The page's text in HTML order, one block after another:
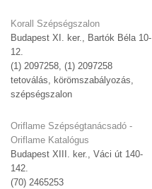
Korall Szépségszalon
Budapest XI. ker., Bartók Béla 10-
12.
(1) 2097258, (1) 2097258
tetoválás, körömszabályozás,
szépségszalon
Oriflame Szépségtanácsadó -
Oriflame Katalógus
Budapest XIII. ker., Váci út 140-
142.
(70) 2465253